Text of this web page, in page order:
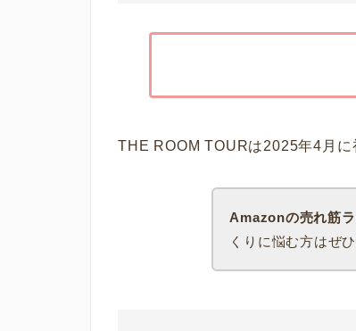
THE ROOM TOURは2025年4月に
Amazonの売れ筋
くりに悩む方はぜ